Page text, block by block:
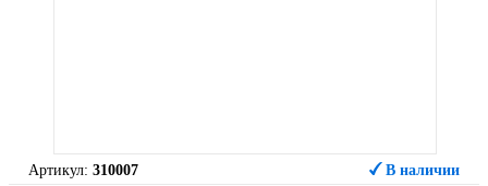
Артикул: 310007 В наличии